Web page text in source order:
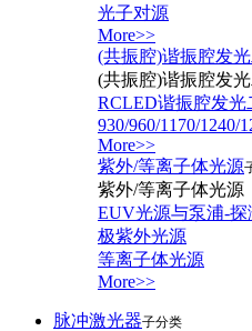
光子对源
More>>
(共振腔)谐振腔发
(共振腔)谐振腔发
RCLED谐振腔发光
930/960/1170/1240/
More>>
紫外/等离子体光源
紫外/等离子体光源
EUV光源与泵浦-探
极紫外光源
等离子体光源
More>>
脉冲激光器子分类